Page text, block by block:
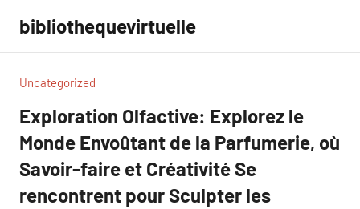
contenu
bibliothequevirtuelle
Uncategorized
Exploration Olfactive: Explorez le
Monde Envoûtant de la Parfumerie, où
Savoir-faire et Créativité Se
rencontrent pour Sculpter les